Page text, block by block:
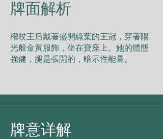
​牌面解析
權杖王后戴著盛開綠葉的王冠，穿著陽
光般⾦⿈服飾，坐在寶座上。她的體態
強健，腿是張開的，暗⽰性能量。
牌意详解